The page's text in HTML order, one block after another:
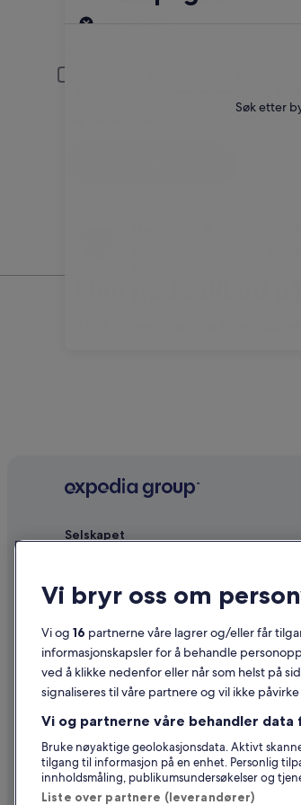
Søk etter
Henting
Yngre eller eldre sjåfører kan være pålagt å
Finn gode tilbud
Selskapet
Ledige stillinger
Partnerskap
Advertising
Vi bryr oss om
Vi og 16 partnerne våre lagrer og/eller får
informasjonskapsler for å behandle
ved å klikke nedenfor eller når som helst på
signaliseres til våre partnere og vil ikke
Vi og partnerne våre behandler data
Bruke nøyaktige geolokasjonsdata. Aktivt
tilgang til informasjon på en enhet. Personlig
innholdsmåling, publikumsundersøkelser og
Liste over partnere (leverandører)